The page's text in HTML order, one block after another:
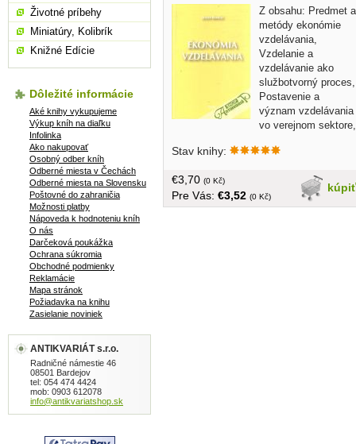
Z obsahu: Predmet a
metódy ekonómie
vzdelávania,
Vzdelanie a
vzdelávanie ako
službotvorný proces,
Postavenie a
význam vzdelávania
vo verejnom sektore,
tvrdá väzba, 185 strán
Stav knihy:
kúpiť
€3,70 (0 Kč)
Pre Vás: €3,52 (0 Kč)
Životné príbehy
Miniatúry, Kolibrík
Knižné Edície
Dôležité informácie
Aké knihy vykupujeme
Výkup kníh na diaľku
Infolinka
Ako nakupovať
Osobný odber kníh
Odberné miesta v Čechách
Odberné miesta na Slovensku
Poštovné do zahraničia
Možnosti platby
Nápoveda k hodnoteniu kníh
O nás
Darčeková poukážka
Ochrana súkromia
Obchodné podmienky
Reklamácie
Mapa stránok
Požiadavka na knihu
Zasielanie noviniek
ANTIKVARIÁT s.r.o.
Radničné námestie 46
08501 Bardejov
tel: 054 474 4424
mob: 0903 612078
info@antikvariatshop.sk